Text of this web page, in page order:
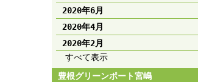
2020年6月
2020年4月
2020年2月
すべて表示
豊根グリーンポート宮嶋